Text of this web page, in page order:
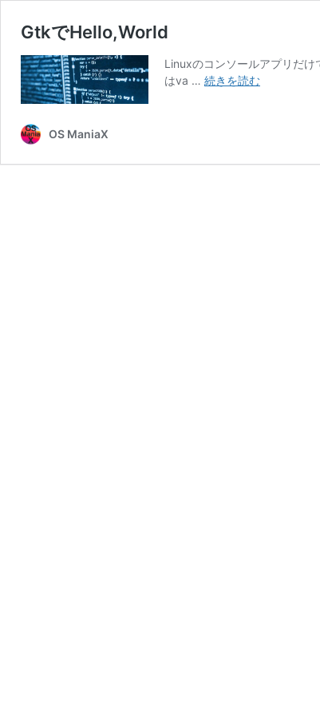
GtkでHello,World
Linuxのコンソールアプリだ
はva … 続きを読むGtk
OS ManiaX